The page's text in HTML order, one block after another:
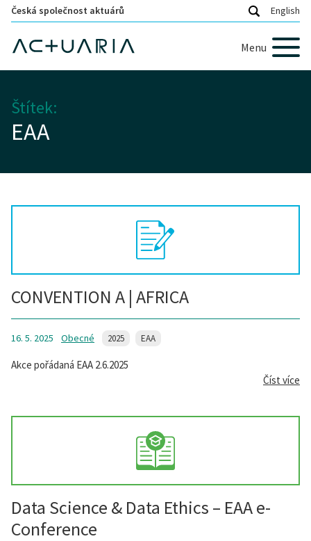
Česká společnost aktuárů English
Menu
Štítek:
EAA
CONVENTION A | AFRICA
16. 5. 2025 Obecné 2025 EAA
Akce pořádaná EAA 2.6.2025
Číst více
Data Science & Data Ethics – EAA e-
Conference